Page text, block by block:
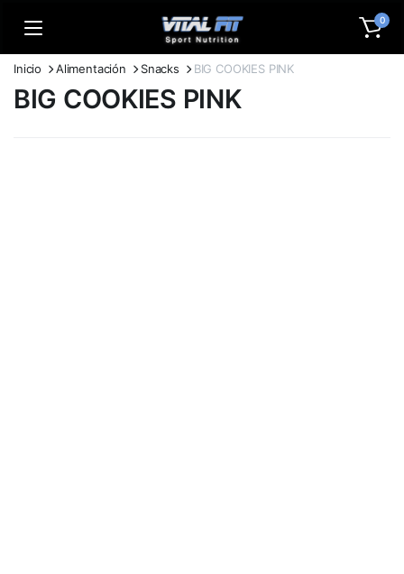
0
Inicio Alimentación Snacks BIG COOKIES PINK
BIG COOKIES PINK